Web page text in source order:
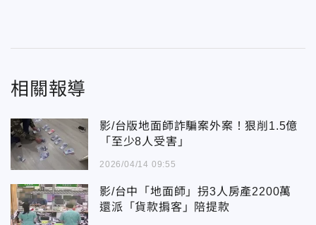
相關報導
影/台版地面師詐騙案外案！狠削1.5億
「至少8人受害」
2026/04/14 09:55
影/台中「地面師」拐3人房產2200萬
還派「貨款掮客」陪提款